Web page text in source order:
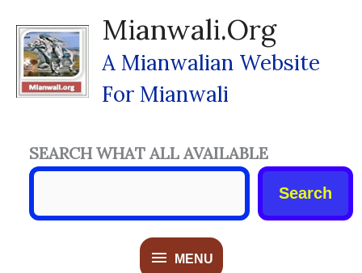
Content
Mianwali.org
A Mianwalian Website
For Mianwali
MENU
MENU
SEARCH WHAT ALL AVAILABLE
Search